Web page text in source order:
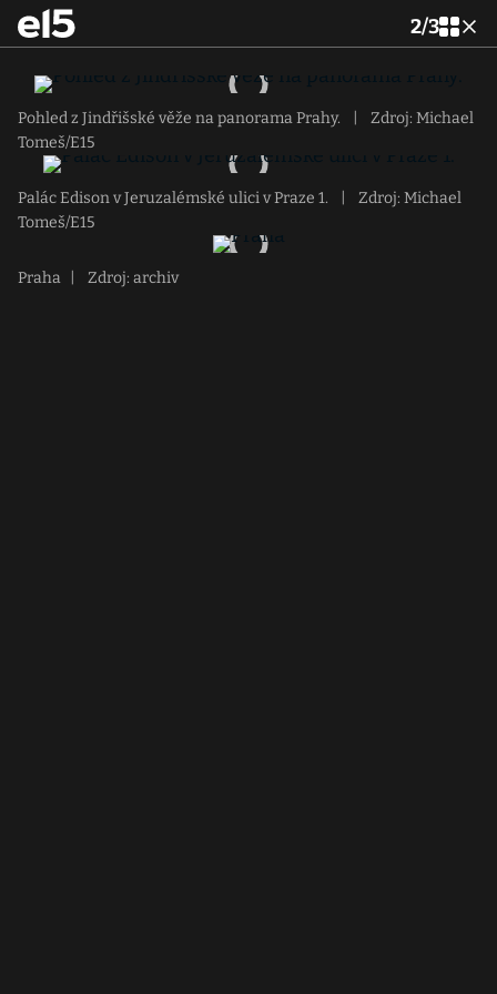
2/3
Pohled z Jindřišské věže na panorama Prahy.
Zdroj: Michael
Tomeš/E15
Palác Edison v Jeruzalémské ulici v Praze 1.
Zdroj: Michael
Tomeš/E15
Praha Zdroj: archiv